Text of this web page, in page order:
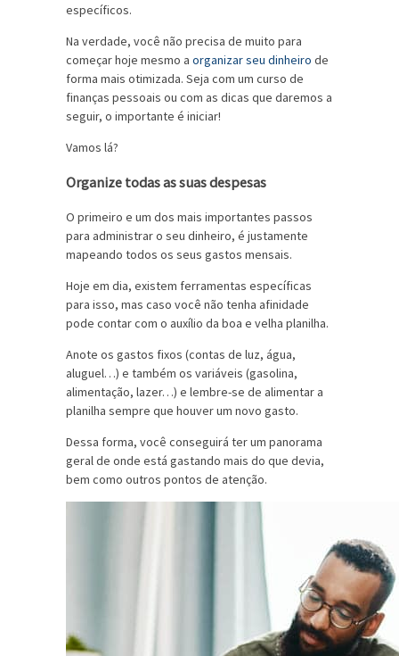
específicos.
Na verdade, você não precisa de muito para
começar hoje mesmo a organizar seu dinheiro de
forma mais otimizada. Seja com um curso de
finanças pessoais ou com as dicas que daremos a
seguir, o importante é iniciar!
Vamos lá?
Organize todas as suas despesas
O primeiro e um dos mais importantes passos
para administrar o seu dinheiro, é justamente
mapeando todos os seus gastos mensais.
Hoje em dia, existem ferramentas específicas
para isso, mas caso você não tenha afinidade
pode contar com o auxílio da boa e velha planilha.
Anote os gastos fixos (contas de luz, água,
aluguel…) e também os variáveis (gasolina,
alimentação, lazer…) e lembre-se de alimentar a
planilha sempre que houver um novo gasto.
Dessa forma, você conseguirá ter um panorama
geral de onde está gastando mais do que devia,
bem como outros pontos de atenção.